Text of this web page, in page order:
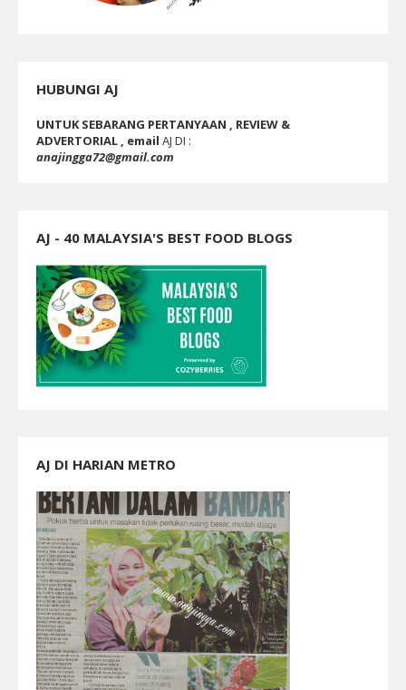
HUBUNGI AJ
UNTUK SEBARANG PERTANYAAN , REVIEW &
ADVERTORIAL , email AJ DI :
anajingga72@gmail.com
AJ - 40 MALAYSIA'S BEST FOOD BLOGS
AJ DI HARIAN METRO